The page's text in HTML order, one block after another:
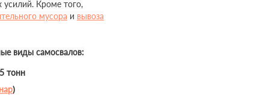
Кроме того,
мусора и вывоза
виды самосвалов:
тонн
)